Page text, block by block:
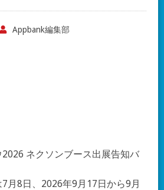
Appbank編集部
月8日、2026年9月17日から9月